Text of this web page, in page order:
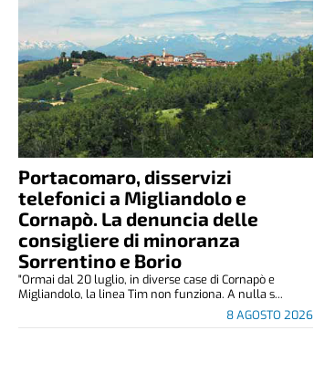
Portacomaro, disservizi
telefonici a Migliandolo e
Cornapò. La denuncia delle
consigliere di minoranza
Sorrentino e Borio
8 AGOSTO 2026
"Ormai dal 20 luglio, in diverse case di Cornapò e
Migliandolo, la linea Tim non funziona. A nulla s...